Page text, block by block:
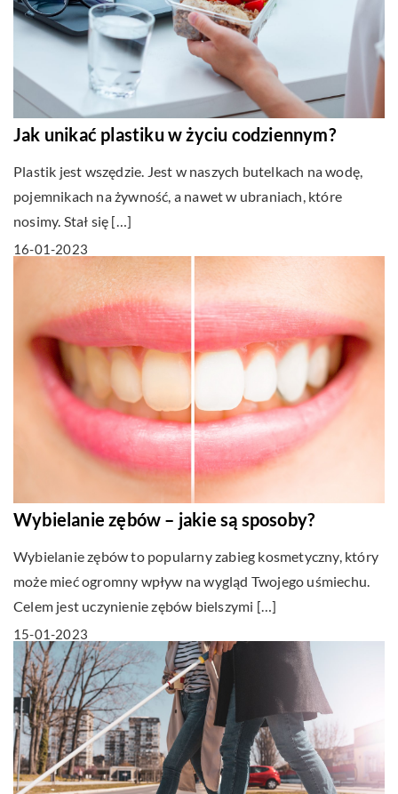
Jak unikać plastiku w życiu codziennym?
Plastik jest wszędzie. Jest w naszych butelkach na wodę,
pojemnikach na żywność, a nawet w ubraniach, które
nosimy. Stał się […]
16-01-2023
Wybielanie zębów – jakie są sposoby?
Wybielanie zębów to popularny zabieg kosmetyczny, który
może mieć ogromny wpływ na wygląd Twojego uśmiechu.
Celem jest uczynienie zębów bielszymi […]
15-01-2023